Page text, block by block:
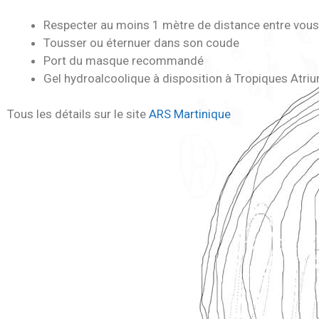
Respecter au moins 1 mètre de distance entre
Tousser ou éternuer dans son coude
Port du masque recommandé
Gel hydroalcoolique à disposition à Tropiques
Tous les détails sur le site ARS Martinique